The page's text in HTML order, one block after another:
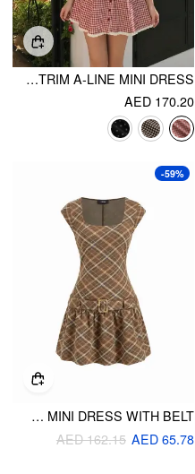
GINGHAM V-NECK SHORT SLEEVE RUCHED LACE TRIM A-LINE MINI DRESS
AED 170.20
-59%
SQUARE NECK PLAID MINI DRESS WITH BELT
AED 65.78
AED 162.15